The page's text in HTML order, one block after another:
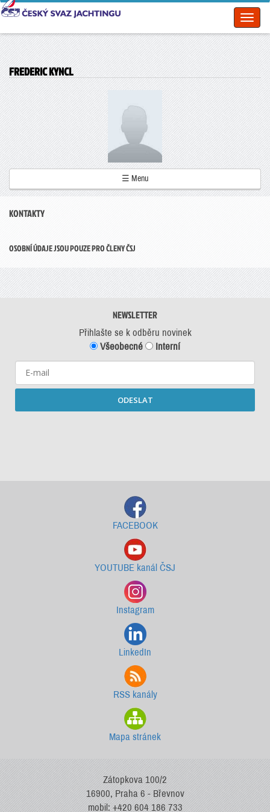
FREDERIC KYNCL
☰ Menu
KONTAKTY
OSOBNÍ ÚDAJE JSOU POUZE PRO ČLENY ČSJ
NEWSLETTER
Přihlašte se k odběru novinek
Všeobecné
Interní
ODESLAT
FACEBOOK
YOUTUBE kanál ČSJ
Instagram
LinkedIn
RSS kanály
Mapa stránek
Zátopkova 100/2
16900, Praha 6 - Břevnov
mobil: +420 604 186 733